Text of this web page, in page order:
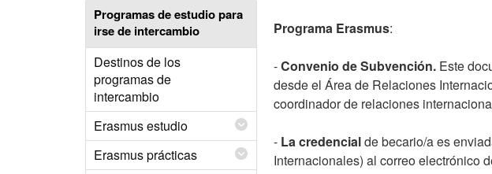
Programas de estudio para
irse de intercambio
Destinos de los
programas de
intercambio
Erasmus estudio
Erasmus prácticas
Programa Erasmus:
-Convenio de Subvención.Este
desde el Área de Relaciones
coordinador de relaciones
- La credencialde becario/a es
Internacionales) al correo electrónico